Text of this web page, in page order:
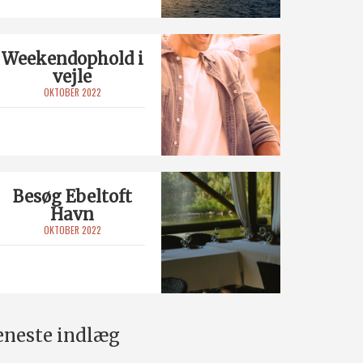
Weekendophold i
vejle
OKTOBER 2022
Besøg Ebeltoft
Havn
OKTOBER 2022
indlæg